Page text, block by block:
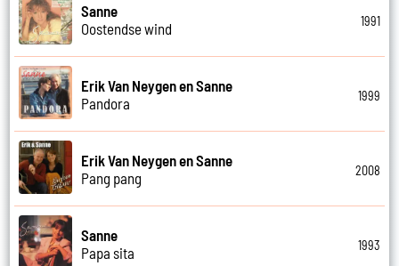
Sanne
Oostendse wind
1991
Erik Van Neygen en Sanne
Pandora
1999
Erik Van Neygen en Sanne
Pang pang
2008
Sanne
Papa sita
1993